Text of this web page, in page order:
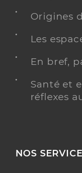
Origines
Les
En bref,
Santé et
réflexes
NOS